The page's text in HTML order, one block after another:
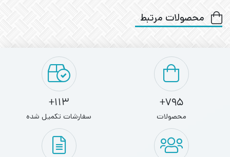
محصولات مرتبط
795+
محصولات
113+
سفارشات تکمیل شده